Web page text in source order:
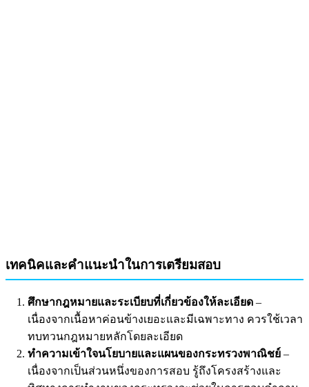
เทคนิคและคำแนะนำในการเตรียมสอบ
ศึกษากฎหมายและระเบียบที่เกี่ยวข้องให้ละเอียด –
เนื่องจากเนื้อหาค่อนข้างเยอะและมีเฉพาะทาง ควรใช้เวลา
ทบทวนกฎหมายหลักโดยละเอียด
ทำความเข้าใจนโยบายและแผนของกระทรวงพาณิชย์ –
เนื่องจากเป็นส่วนหนึ่งของการสอบ รู้ถึงโครงสร้างและ